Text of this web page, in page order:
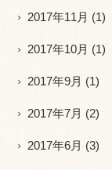
2017年11月 (1)
2017年10月 (1)
2017年9月 (1)
2017年7月 (2)
2017年6月 (3)